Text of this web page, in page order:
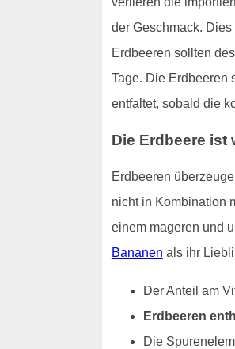
der Geschmack.
Erdbeeren sollten
Tage. Die Erdbeeren
entfaltet, sobald die
Die Erdbeere ist
Erdbeeren
nicht in Kombination
einem mageren und
Bananen als ihr
Der Anteil am
Erdbeeren
Die